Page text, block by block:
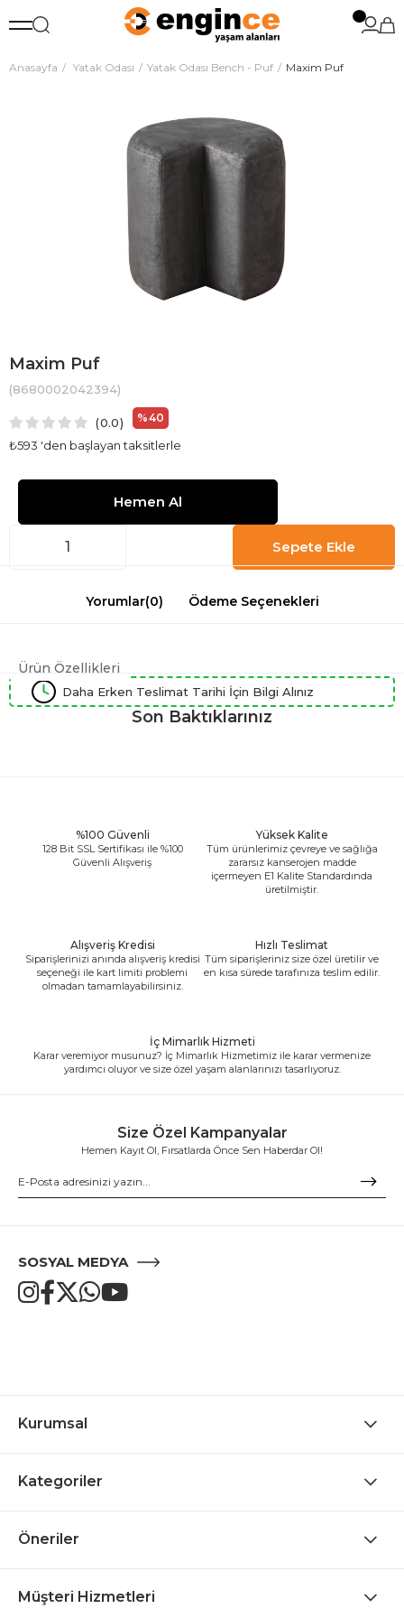
Anasayfa Yatak Odası Yatak Odası Bench - Puf Maxim Puf
Maxim Puf
(8680002042394)
0.0 %40
İndirim
₺593 'den başlayan taksitlerle
Yorumlar(0) Ödeme Seçenekleri
Ürün Özellikleri
Daha Erken Teslimat Tarihi İçin Bilgi Alınız
Son Baktıklarınız
%100 Güvenli
128 Bit SSL Sertifikası ile %100
Güvenli Alışveriş
Yüksek Kalite
Tüm ürünlerimiz çevreye ve sağlığa
zararsız kanserojen madde
içermeyen E1 Kalite Standardında
üretilmiştir.
Alışveriş Kredisi
Siparişlerinizi anında alışveriş kredisi
seçeneği ile kart limiti problemi
olmadan tamamlayabilirsiniz.
Hızlı Teslimat
Tüm siparişleriniz size özel üretilir ve
en kısa sürede tarafınıza teslim edilir.
İç Mimarlık Hizmeti
Karar veremiyor musunuz? İç Mimarlık Hizmetimiz ile karar vermenize
yardımcı oluyor ve size özel yaşam alanlarınızı tasarlıyoruz.
Size Özel Kampanyalar
Hemen Kayıt Ol, Fırsatlarda Önce Sen Haberdar Ol!
SOSYAL MEDYA
Kurumsal
Kategoriler
Öneriler
Müşteri Hizmetleri